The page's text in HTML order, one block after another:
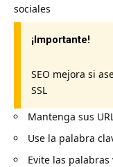
sociales
¡Importante!
SEO mejora si
SSL
Mantenga sus
Use la palabra
Evite las palabras